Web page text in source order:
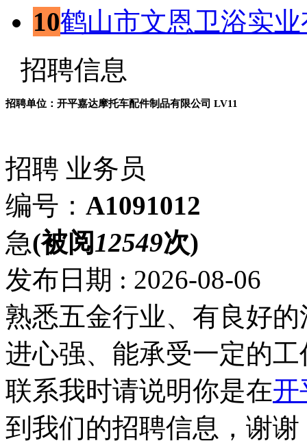
10鹤山市文恩卫浴实
招聘信息
招聘单位：开平嘉达摩托车配件制品有限公司 LV11
招聘 业务员
编号： A1091012
急(被阅 12549次)
发布日期 : 2026-08-06
熟悉五金行业、有良好
进心强、能承受一定的
联系我时请说明你是在开
到我们的招聘信息，谢谢